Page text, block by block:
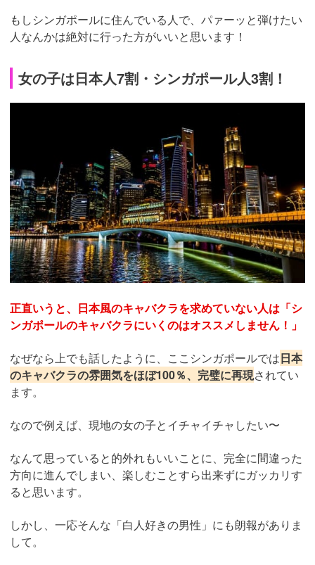
もしシンガポールに住んでいる人で、パァーッと弾けたい
人なんかは絶対に行った方がいいと思います！
女の子は日本人7割・シンガポール人3割！
正直いうと、日本風のキャバクラを求めていない人は「シ
ンガポールのキャバクラにいくのはオススメしません！」
なぜなら上でも話したように、ここシンガポールでは日本
のキャバクラの雰囲気をほぼ100％、完璧に再現されてい
ます。
なので例えば、現地の女の子とイチャイチャしたい〜
なんて思っていると的外れもいいことに、完全に間違った
方向に進んでしまい、楽しむことすら出来ずにガッカリす
ると思います。
しかし、一応そんな「白人好きの男性」にも朗報がありま
して。